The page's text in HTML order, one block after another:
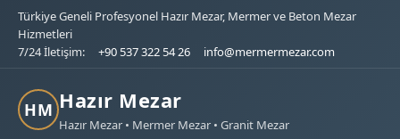
Türkiye Geneli Profesyonel Hazır Mezar, Mermer ve Beton Mezar
Hizmetleri
7/24 İletişim:
+90 537 322 54 26 info@mermermezar.com
HM Hazır Mezar
Hazır Mezar • Mermer Mezar • Granit Mezar